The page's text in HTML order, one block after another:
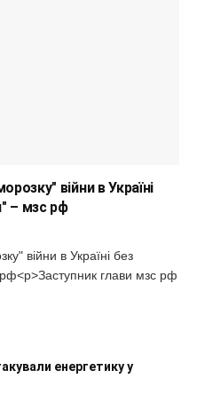
війни в Україні
– мзс рф
війни в Україні без
глави мзс рф
енергетику у